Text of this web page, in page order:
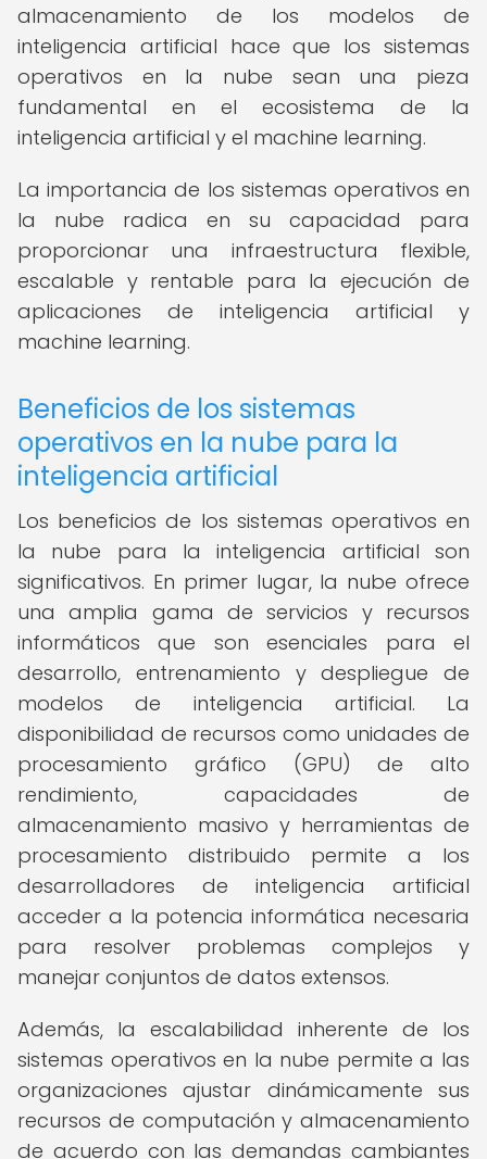
almacenamiento de los modelos de
inteligencia artificial hace que los sistemas
operativos en la nube sean una pieza
fundamental en el ecosistema de la
inteligencia artificial y el machine learning.
La importancia de los sistemas operativos en
la nube radica en su capacidad para
proporcionar una infraestructura flexible,
escalable y rentable para la ejecución de
aplicaciones de inteligencia artificial y
machine learning.
Beneficios de los sistemas
operativos en la nube para la
inteligencia artificial
Los beneficios de los sistemas operativos en
la nube para la inteligencia artificial son
significativos. En primer lugar, la nube ofrece
una amplia gama de servicios y recursos
informáticos que son esenciales para el
desarrollo, entrenamiento y despliegue de
modelos de inteligencia artificial. La
disponibilidad de recursos como unidades de
procesamiento gráfico (GPU) de alto
rendimiento, capacidades de
almacenamiento masivo y herramientas de
procesamiento distribuido permite a los
desarrolladores de inteligencia artificial
acceder a la potencia informática necesaria
para resolver problemas complejos y
manejar conjuntos de datos extensos.
Además, la escalabilidad inherente de los
sistemas operativos en la nube permite a las
organizaciones ajustar dinámicamente sus
recursos de computación y almacenamiento
de acuerdo con las demandas cambiantes